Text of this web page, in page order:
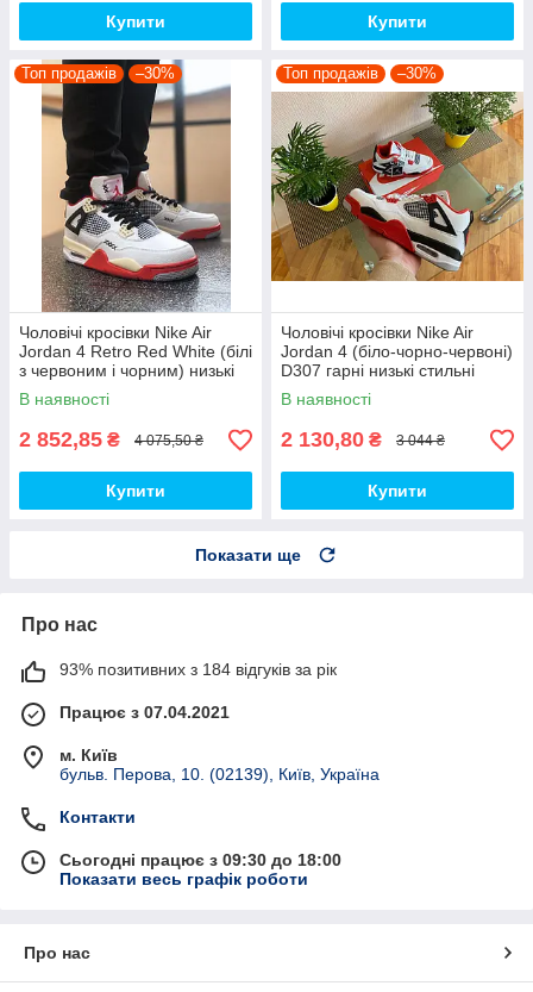
Купити Купити
Топ продажів –30%
Чоловічі кросівки Nike Air
Jordan 4 Retro Red White (білі
з червоним і чорним) низькі
демі кроси PD7361 топ
В наявності
2 852,85 ₴ 4 075,50 ₴
Купити
Топ продажів –30%
Чоловічі кросівки Nike Air
Jordan 4 (біло-чорно-червоні)
D307 гарні низькі стильні
кроси топ
В наявності
2 130,80 ₴ 3 044 ₴
Купити
Показати ще
Про нас
93% позитивних з 184 відгуків за рік
Працює з 07.04.2021
м. Київ
бульв. Перова, 10. (02139), Київ, Україна
Контакти
Сьогодні працює з 09:30 до 18:00
Показати весь графік роботи
Про нас